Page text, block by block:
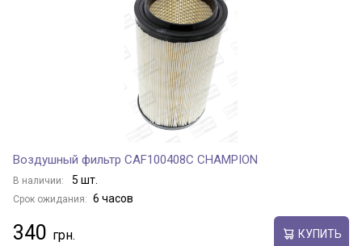
Воздушный фильтр CAF100408C CHAMPION
В наличии: 5 шт.
Срок ожидания: 6 часов
340 КУПИТЬ